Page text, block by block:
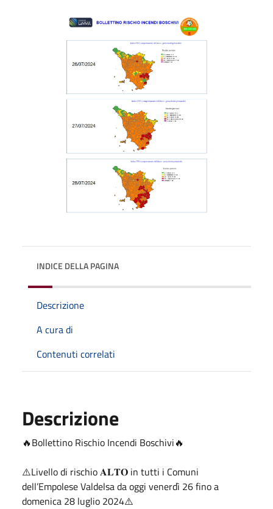
INDICE DELLA PAGINA
Descrizione
A cura di
Contenuti correlati
Descrizione
🔥Bollettino Rischio Incendi Boschivi🔥
⚠️Livello di rischio 𝐀𝐋𝐓𝐎 in tutti i Comuni
dell’Empolese Valdelsa da oggi venerdì 26 fino a
domenica 28 luglio 2024⚠️